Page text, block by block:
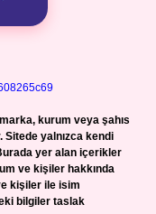
kurum veya şahıs
Sitede yalnızca kendi
yer alan içerikler
ve kişiler hakkında
kişiler ile isim
bilgiler taslak